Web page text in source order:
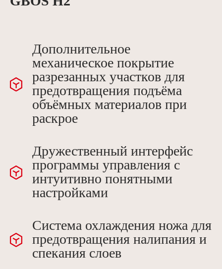
Дополнительное
механическое покрытие
разрезанных участков для
предотвращения подъёма
объёмных материалов при
раскрое
Дружественный интерфейс
программы управления с
интуитивно понятными
настройками
Система охлаждения ножа для
предотвращения налипания и
спекания слоев